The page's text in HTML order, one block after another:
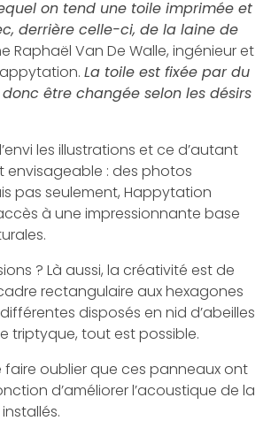
on tend une toile imprimée et
derrière celle-ci, de la laine de
Raphaël Van De Walle, ingénieur et
La toile est fixée par du
être changée selon les désirs
les illustrations et ce d’autant
envisageable : des photos
pas seulement, Happytation
à une impressionnante base
? Là aussi, la créativité est de
rectangulaire aux hexagones
disposés en nid d’abeilles
triptyque, tout est possible.
faire oublier que ces panneaux ont
d’améliorer l’acoustique de la